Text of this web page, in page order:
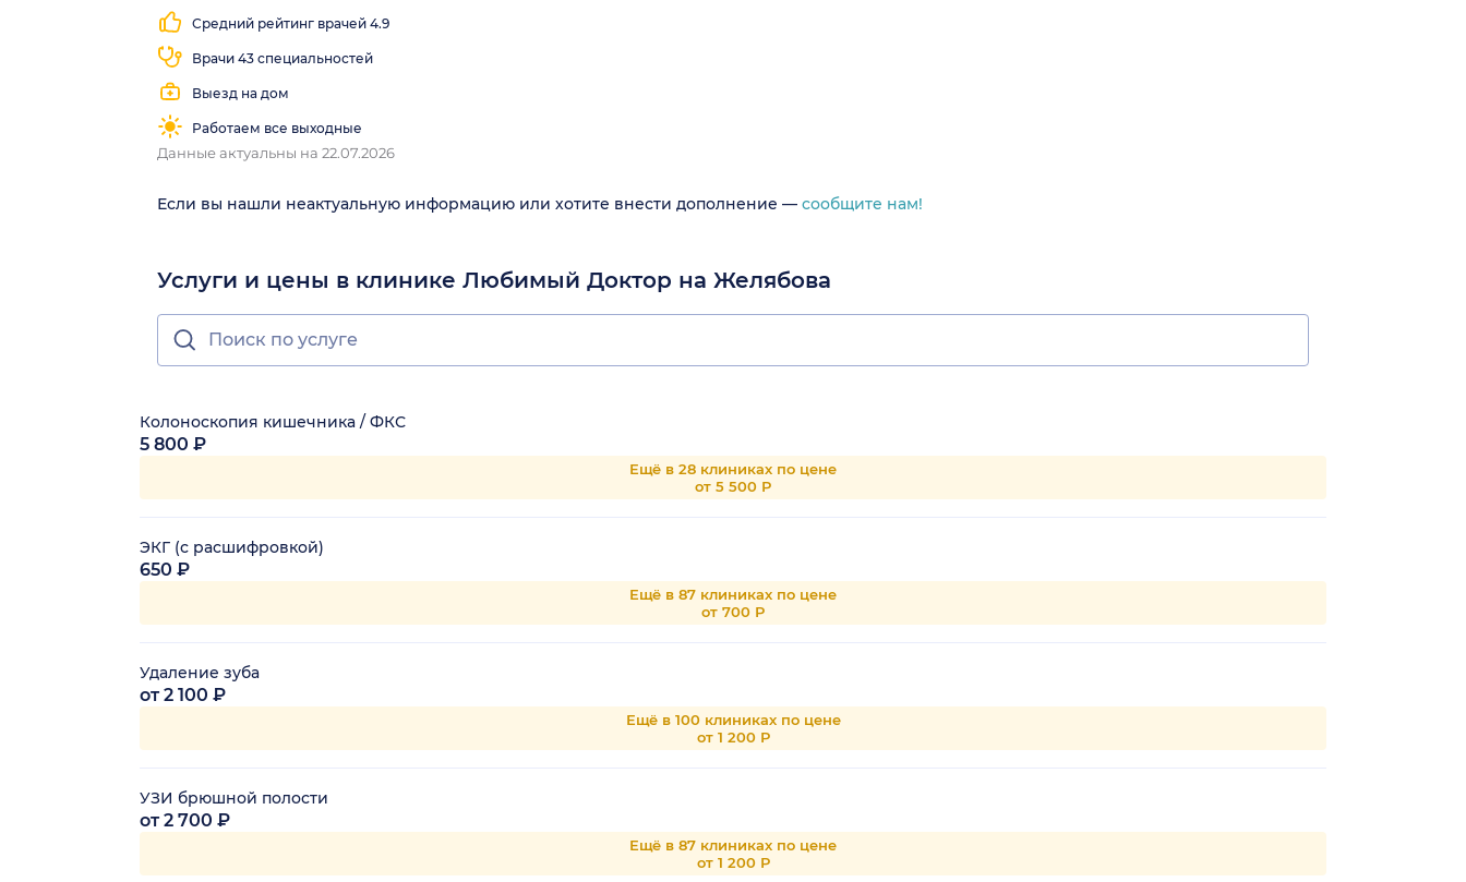
Средний рейтинг врачей 4.9
Врачи 43 специальностей
Выезд на дом
Работаем все выходные
Данные актуальны на 22.07.2026
Если вы нашли неактуальную информацию или хотите внести дополнение — сообщите нам!
Услуги и цены в клинике Любимый Доктор на Желябова
Колоноскопия кишечника / ФКС
5 800 ₽
Ещё в 28 клиниках по цене
от 5 500 Р
ЭКГ (с расшифровкой)
650 ₽
Ещё в 87 клиниках по цене
от 700 Р
Удаление зуба
от 2 100 ₽
Ещё в 100 клиниках по цене
от 1 200 Р
УЗИ брюшной полости
от 2 700 ₽
Ещё в 87 клиниках по цене
от 1 200 Р